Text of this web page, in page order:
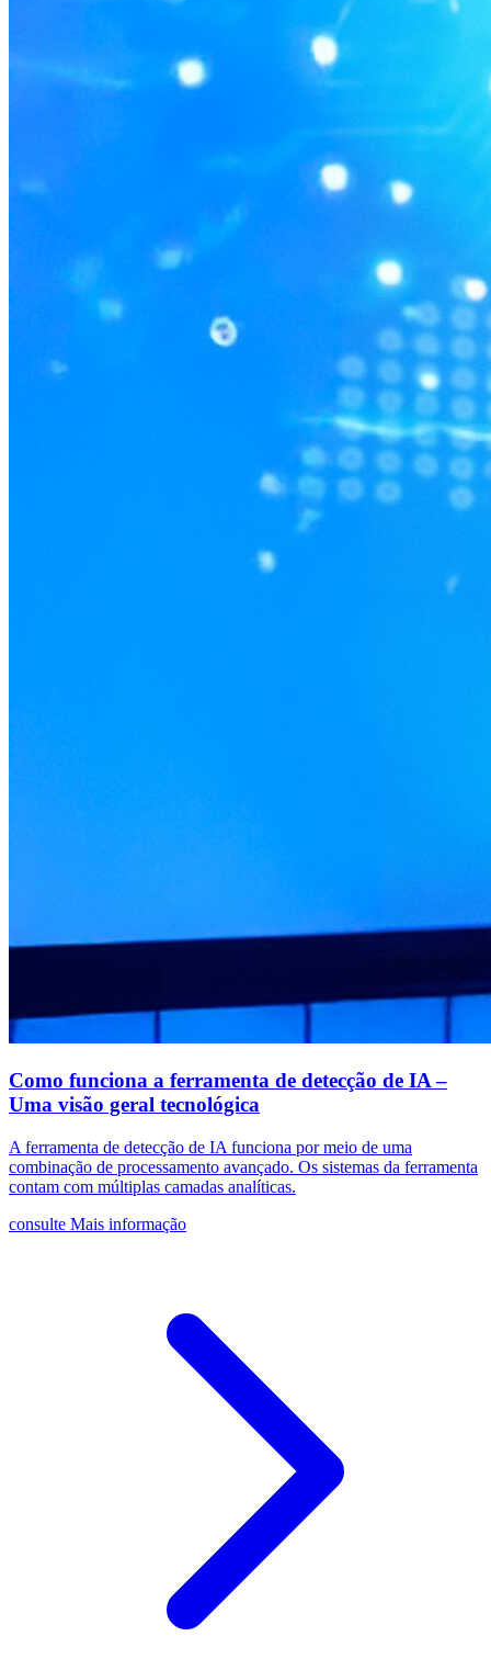
Como funciona a ferramenta de detecção de IA –
Uma visão geral tecnológica
A ferramenta de detecção de IA funciona por meio de uma
combinação de processamento avançado. Os sistemas da ferramenta
contam com múltiplas camadas analíticas.
consulte Mais informação